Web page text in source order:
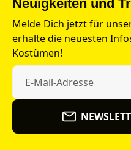
Neuigkeiten und
Melde Dich jetzt für
erhalte die neuesten
Kostümen!